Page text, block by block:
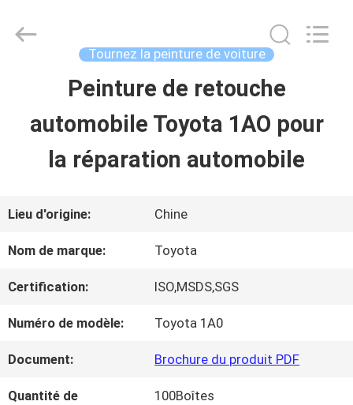
APERÇU
PRODUITS
VIDÉOS
DE
NOUS
Meklon
Reserved.
Tournez la peinture de voiture
Peinture de retouche
automobile Toyota 1AO pour
la réparation automobile
Lieu d'origine: Chine
Nom de marque: Toyota
Certification: ISO,MSDS,SGS
Numéro de modèle: Toyota 1A0
Document: Brochure du produit PDF
Quantité de
100Boîtes